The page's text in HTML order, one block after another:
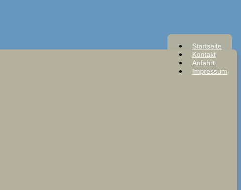
Startseite
Kontakt
Anfahrt
Impressum